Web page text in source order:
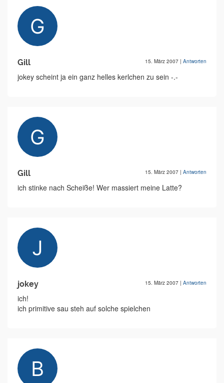
Gill 15. März 2007 | Antworten
jokey scheint ja ein ganz helles kerlchen zu sein -.-
Gill 15. März 2007 | Antworten
ich stinke nach Scheiße! Wer massiert meine Latte?
jokey 15. März 2007 | Antworten
ich!
ich primitive sau steh auf solche spielchen